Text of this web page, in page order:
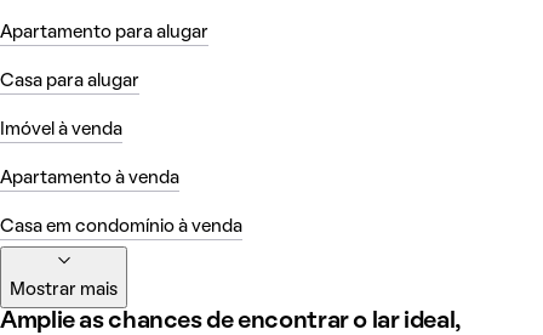
Apartamento para alugar
Casa para alugar
Imóvel à venda
Apartamento à venda
Casa em condomínio à venda
Mostrar mais
Amplie as chances de encontrar o lar ideal,